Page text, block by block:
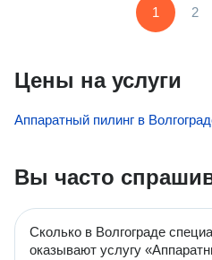
1 2
Цены на услуги
Аппаратный пилинг в
Вы часто
Сколько в Волгограде
оказывают услугу